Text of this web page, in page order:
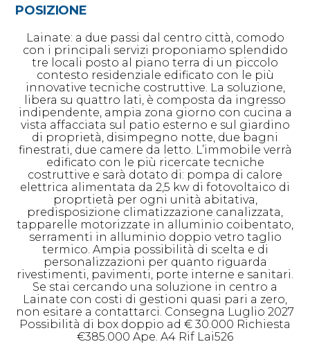
POSIZIONE
Lainate: a due passi dal centro città, comodo
con i principali servizi proponiamo splendido
tre locali posto al piano terra di un piccolo
contesto residenziale edificato con le più
innovative tecniche costruttive. La soluzione,
libera su quattro lati, è composta da ingresso
indipendente, ampia zona giorno con cucina a
vista affacciata sul patio esterno e sul giardino
di proprietà, disimpegno notte, due bagni
finestrati, due camere da letto. L’immobile verrà
edificato con le più ricercate tecniche
costruttive e sarà dotato di: pompa di calore
elettrica alimentata da 2,5 kw di fotovoltaico di
proprtietà per ogni unità abitativa,
predisposizione climatizzazione canalizzata,
tapparelle motorizzate in alluminio coibentato,
serramenti in alluminio doppio vetro taglio
termico. Ampia possibilità di scelta e di
personalizzazioni per quanto riguarda
rivestimenti, pavimenti, porte interne e sanitari.
Se stai cercando una soluzione in centro a
Lainate con costi di gestioni quasi pari a zero,
non esitare a contattarci. Consegna Luglio 2027
Possibilità di box doppio ad € 30.000 Richiesta
€385.000 Ape. A4 Rif Lai526